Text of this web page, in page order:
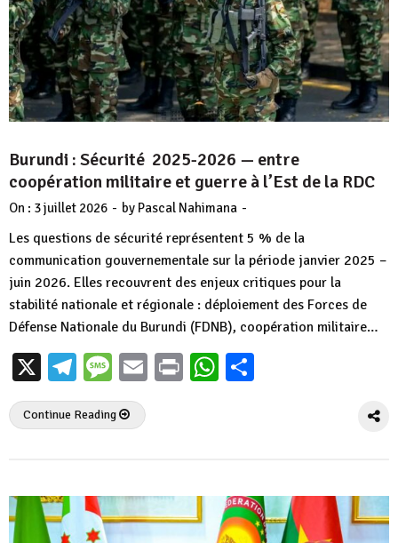
Burundi : Sécurité 2025-2026 — entre
coopération militaire et guerre à l’Est de la RDC
On : 3 juillet 2026 - by Pascal Nahimana -
Les questions de sécurité représentent 5 % de la
communication gouvernementale sur la période janvier 2025 –
juin 2026. Elles recouvrent des enjeux critiques pour la
stabilité nationale et régionale : déploiement des Forces de
Défense Nationale du Burundi (FDNB), coopération militaire…
X Telegram
Message
EmailPrintWhatsApp
Continue Reading